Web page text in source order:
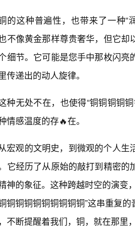
的这种普遍性，也带来了一种“
不像黄金那样尊贵奢华，但它
细节。它可能是您手中那枚闪
传递出的动人旋律。
种无处不在，也使得“铜铜铜铜
情感温度的存🔥在。
宏观的文明史，到微观的个人
它经历了从原始的敲打到精密
神的象征。这种跨越时空的演变
铜铜铜铜铜铜铜铜铜”这串重复
不断提醒着我们，铜，就在那里